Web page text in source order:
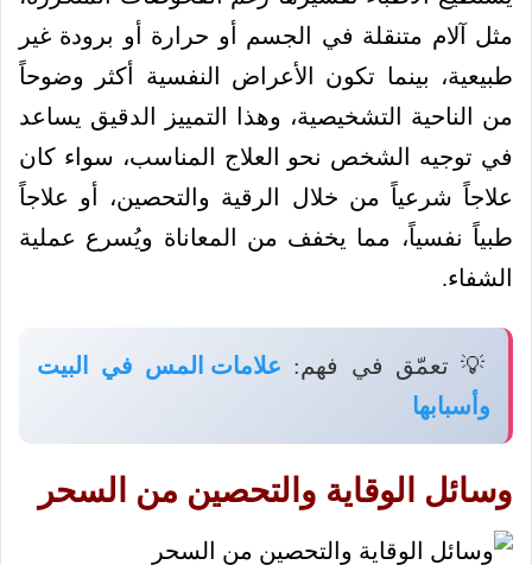
مثل آلام متنقلة في الجسم أو حرارة أو برودة غير
طبيعية، بينما تكون الأعراض النفسية أكثر وضوحاً
من الناحية التشخيصية، وهذا التمييز الدقيق يساعد
في توجيه الشخص نحو العلاج المناسب، سواء كان
علاجاً شرعياً من خلال الرقية والتحصين، أو علاجاً
طبياً نفسياً، مما يخفف من المعاناة ويُسرع عملية
الشفاء.
💡 تعمّق في فهم: علامات المس في البيت
وأسبابها
وسائل الوقاية والتحصين من السحر